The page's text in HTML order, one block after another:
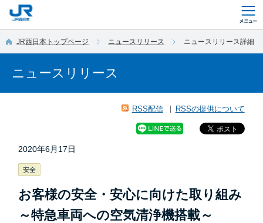
JR西日本トップページ ニュースリリース ニュースリリース詳細
ニュースリリース
RSS配信 RSSの提供について
2020年6月17日
安全
お客様の安全・安心に向けた取り組み
～特急車両への空気清浄機搭載～